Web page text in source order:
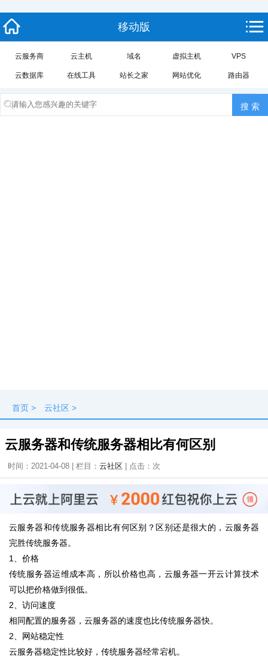
移动版
云服务商 云主机 域名 虚拟主机 VPS
云数据库 在线工具 站长之家 网站优化 路由器
首页 > 云社区 >
云服务器和传统服务器相比有何区别
时间：2021-04-08 | 栏目： 云社区 | 点击： 次
云服务器和传统服务器相比有何区别？区别还是很大的，云服务器
完胜传统服务器。
1、价格
传统服务器运维成本高，所以价格也高，云服务器一开云计算技术
可以把价格做到很低。
2、访问速度
相同配置的服务器，云服务器的速度也比传统服务器快。
2、网站稳定性
云服务器稳定性比较好，传统服务器经常宕机。